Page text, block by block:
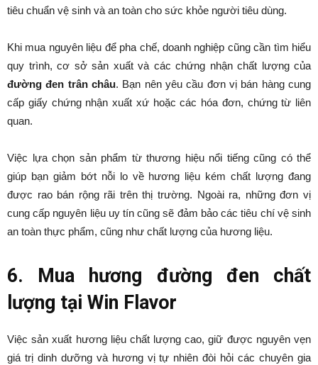
tiêu chuẩn vệ sinh và an toàn cho sức khỏe người tiêu dùng.
Khi mua nguyên liệu để pha chế, doanh nghiệp cũng cần tìm hiểu
quy trình, cơ sở sản xuất và các chứng nhận chất lượng của
đường đen trân châu. Bạn nên yêu cầu đơn vị bán hàng cung
cấp giấy chứng nhận xuất xứ hoặc các hóa đơn, chứng từ liên
quan.
Việc lựa chọn sản phẩm từ thương hiệu nổi tiếng cũng có thể
giúp bạn giảm bớt nỗi lo về hương liệu kém chất lượng đang
được rao bán rộng rãi trên thị trường. Ngoài ra, những đơn vị
cung cấp nguyên liệu uy tín cũng sẽ đảm bảo các tiêu chí vệ sinh
an toàn thực phẩm, cũng như chất lượng của hương liệu.
6. Mua hương đường đen chất
lượng tại Win Flavor
Việc sản xuất hương liệu chất lượng cao, giữ được nguyên vẹn
giá trị dinh dưỡng và hương vị tự nhiên đòi hỏi các chuyên gia